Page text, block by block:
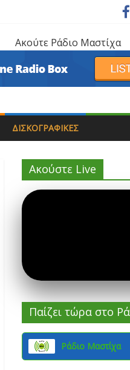
Ακούτε Ράδιο Μαστίχα
ΔΙΣΚΟΓΡΑΦΙΚΈΣ
Ακούστε Live
Παίζει τώρα στο
Ράδιο Μαστίχα